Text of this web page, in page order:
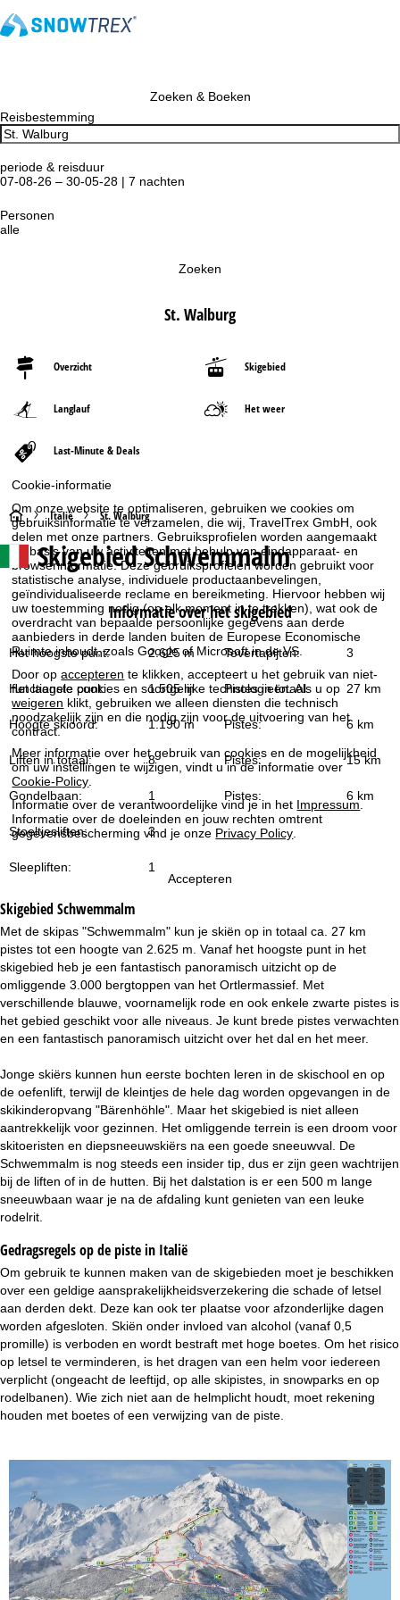
Cookie-informatie
Om onze website te optimaliseren, gebruiken we cookies om
gebruiksinformatie te verzamelen, die wij, TravelTrex GmbH, ook
delen met onze partners. Gebruiksprofielen worden aangemaakt
op basis van uw activiteiten met behulp van eindapparaat- en
browserinformatie. Deze gebruiksprofielen worden gebruikt voor
statistische analyse, individuele productaanbevelingen,
geïndividualiseerde reclame en bereikmeting. Hiervoor hebben wij
uw toestemming nodig (op elk moment in te trekken), wat ook de
overdracht van bepaalde persoonlijke gegevens aan derde
aanbieders in derde landen buiten de Europese Economische
Ruimte inhoudt, zoals Google of Microsoft in de VS.
Door opaccepteren te klikken, accepteert u het gebruik van niet-
functionele cookies en soortgelijke technologieën. Als u op
weigeren klikt, gebruiken we alleen diensten die technisch
noodzakelijk zijn en die nodig zijn voor de uitvoering van het
contract.
Meer informatie over het gebruik van cookies en de mogelijkheid
om uw instellingen te wijzigen, vindt u in de informatie over
Cookie-Policy.
Informatie over de verantwoordelijke vind je in het Impressum.
Informatie over de doeleinden en jouw rechten omtrent
gegevensbescherming vind je onze Privacy Policy.
Accepteren
Zoeken & Boeken
Reisbestemming
periode & reisduur
07-08-26 – 30-05-28 | 7 nachten
Personen
alle
Zoeken
St. Walburg
Overzicht Skigebied
Langlauf Het weer
Last-Minute & Deals
S
t
a
r
t
p
a
g
i
n
Italië St. Walburg
SkigebiedSchwemmalm
Informatie over het skigebied
Het hoogste punt: 2.625 m Tovertapijten: 3
Het laagste punt: 1.505 m Pistes in totaal: 27 km
Hoogte skioord: 1.190 m Pistes: 6 km
Liften in totaal: 8 Pistes: 15 km
Gondelbaan: 1 Pistes: 6 km
Stoeltjesliften: 3
Sleepliften: 1
Skigebied Schwemmalm
Met de skipas "Schwemmalm" kun je skiën op in totaal ca. 27 km
pistes tot een hoogte van 2.625 m. Vanaf het hoogste punt in het
skigebied heb je een fantastisch panoramisch uitzicht op de
omliggende 3.000 bergtoppen van het Ortlermassief. Met
verschillende blauwe, voornamelijk rode en ook enkele zwarte pistes is
het gebied geschikt voor alle niveaus. Je kunt brede pistes verwachten
en een fantastisch panoramisch uitzicht over het dal en het meer.
Jonge skiërs kunnen hun eerste bochten leren in de skischool en op
de oefenlift, terwijl de kleintjes de hele dag worden opgevangen in de
skikinderopvang "Bärenhöhle". Maar het skigebied is niet alleen
aantrekkelijk voor gezinnen. Het omliggende terrein is een droom voor
skitoeristen en diepsneeuwskiërs na een goede sneeuwval. De
Schwemmalm is nog steeds een insider tip, dus er zijn geen wachtrijen
bij de liften of in de hutten. Bij het dalstation is er een 500 m lange
sneeuwbaan waar je na de afdaling kunt genieten van een leuke
rodelrit.
Gedragsregels op de piste in Italië
Om gebruik te kunnen maken van de skigebieden moet je beschikken
over een geldige aansprakelijkheidsverzekering die schade of letsel
aan derden dekt. Deze kan ook ter plaatse voor afzonderlijke dagen
worden afgesloten. Skiën onder invloed van alcohol (vanaf 0,5
promille) is verboden en wordt bestraft met hoge boetes. Om het risico
op letsel te verminderen, is het dragen van een helm voor iedereen
verplicht (ongeacht de leeftijd, op alle skipistes, in snowparks en op
rodelbanen). Wie zich niet aan de helmplicht houdt, moet rekening
houden met boetes of een verwijzing van de piste.